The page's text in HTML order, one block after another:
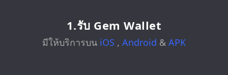
1.รับ Gem Wallet
มีให้บริการบน iOS , Android & APK